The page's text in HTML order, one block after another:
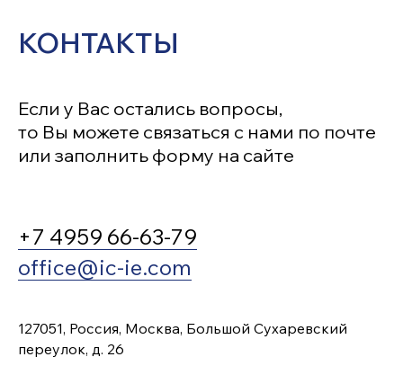
КОНТАКТЫ
Если у Вас остались вопросы,
то Вы можете связаться с нами по почте
или заполнить форму на сайте
+7 4959 66-63-79
office@ic-ie.com
127051, Россия, Москва, Большой Сухаревский
переулок, д. 26